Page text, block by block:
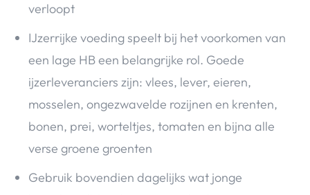
verloopt
IJzerrijke voeding speelt bij het voorkomen van
een lage HB een belangrijke rol. Goede
ijzerleveranciers zijn: vlees, lever, eieren,
mosselen, ongezwavelde rozijnen en krenten,
bonen, prei, worteltjes, tomaten en bijna alle
verse groene groenten
Gebruik bovendien dagelijks wat jonge